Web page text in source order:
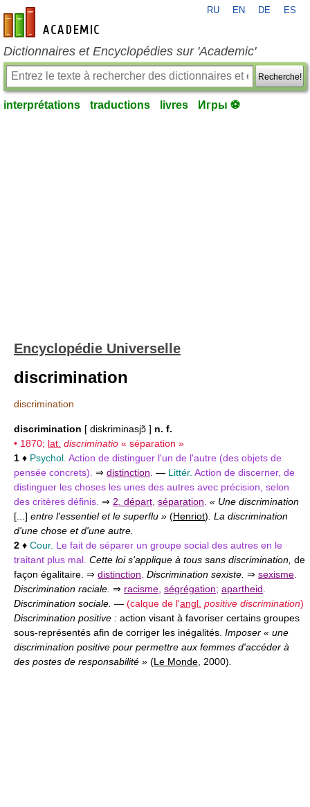
fr-academic.com
RU EN DE ES
Dictionnaires et Encyclopédies sur 'Academic'
Recherche!
interprétations traductions livres Игры ⚽
Encyclopédie Universelle
discrimination
discrimination
discrimination [ diskriminasjɔ̃ ] n. f.
• 1870; lat. discriminatio « séparation »
1 ♦ Psychol. Action de distinguer l'un de l'autre (des objets de
pensée concrets). ⇒ distinction — Littér. Action de discerner, de
distinguer les choses les unes des autres avec précision, selon
des critères définis. ⇒ 2. départ séparation « Une discrimination
[...] entre l'essentiel et le superflu » (Henriot) . La discrimination
d'une chose et d'une autre.
2 ♦ Cour. Le fait de séparer un groupe social des autres en le
traitant plus mal. Cette loi s'applique à tous sans discrimination, de
façon égalitaire. ⇒ distinction Discrimination sexiste. ⇒ sexisme
Discrimination raciale. ⇒ racisme ségrégation; apartheid
Discrimination sociale. — (calque de l'angl. positive discrimination)
Discrimination positive : action visant à favoriser certains groupes
sous-représentés afin de corriger les inégalités. Imposer « une
discrimination positive pour permettre aux femmes d'accéder à
des postes de responsabilité » (Le Monde , 2000)